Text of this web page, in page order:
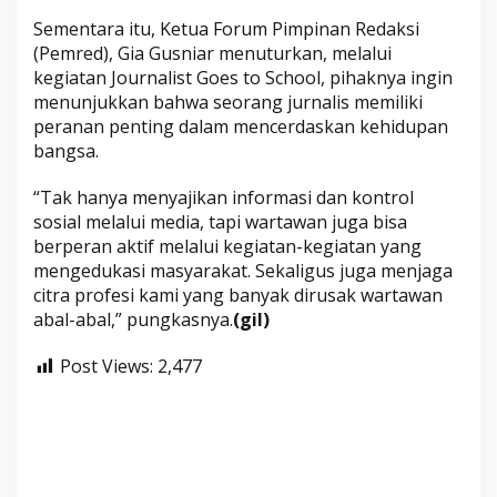
Sementara itu, Ketua Forum Pimpinan Redaksi
(Pemred), Gia Gusniar menuturkan, melalui
kegiatan Journalist Goes to School, pihaknya ingin
menunjukkan bahwa seorang jurnalis memiliki
peranan penting dalam mencerdaskan kehidupan
bangsa.
“Tak hanya menyajikan informasi dan kontrol
sosial melalui media, tapi wartawan juga bisa
berperan aktif melalui kegiatan-kegiatan yang
mengedukasi masyarakat. Sekaligus juga menjaga
citra profesi kami yang banyak dirusak wartawan
abal-abal,” pungkasnya.(gil)
Post Views: 2,477